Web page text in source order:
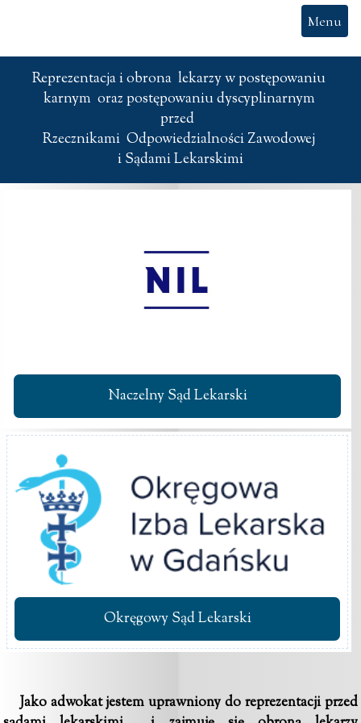
Menu
Reprezentacja i obrona  lekarzy w postępowaniu
karnym  oraz postępowaniu dyscyplinarnym
przed
Rzecznikami  Odpowiedzialności Zawodowej
i Sądami Lekarskimi
Naczelny Sąd Lekarski
Okręgowy Sąd Lekarski
Jako adwokat jestem uprawniony do reprezentacji przed